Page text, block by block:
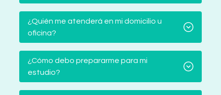
¿Quién me atenderá en mi domicilio u
oficina?
¿Cómo debo prepararme para mi
estudio?